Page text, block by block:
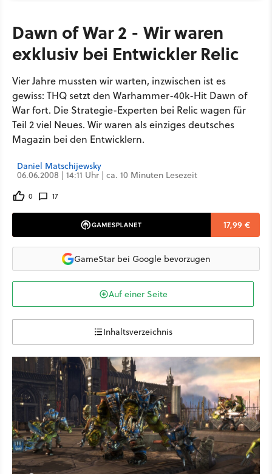
Dawn of War 2 - Wir waren
exklusiv bei Entwickler Relic
Vier Jahre mussten wir warten, inzwischen ist es
gewiss: THQ setzt den Warhammer-40k-Hit Dawn of
War fort. Die Strategie-Experten bei Relic wagen für
Teil 2 viel Neues. Wir waren als einziges deutsches
Magazin bei den Entwicklern.
Daniel Matschijewsky
06.06.2008 | 14:11 Uhr | ca. 10 Minuten Lesezeit
0 17
17,99 €
GameStar bei Google bevorzugen
Auf einer Seite
Inhaltsverzeichnis